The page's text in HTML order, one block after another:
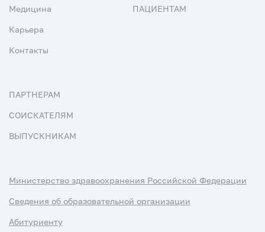
Медицина
Карьера
Контакты
ПАЦИЕНТАМ
ПАРТНЕРАМ
СОИСКАТЕЛЯМ
ВЫПУСКНИКАМ
Министерство здравоохранения Российской Федерации
Сведения об образовательной организации
Абитуриенту